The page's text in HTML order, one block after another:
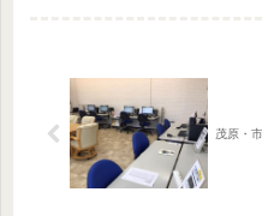
茂原・